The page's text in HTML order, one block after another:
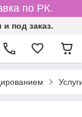
по РК.
под заказ.